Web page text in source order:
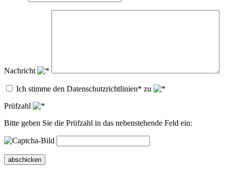
Nachricht
Ich stimme den Datenschutzrichtlinien* zu
Prüfzahl
Bitte geben Sie die Prüfzahl in das nebenstehende Feld ein:
abschicken